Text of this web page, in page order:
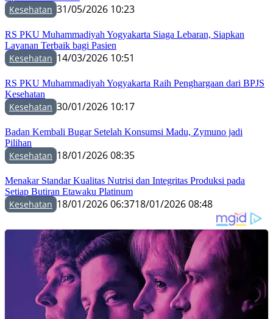
Kesehatan 31/05/2026 10:23
RS PKU Muhammadiyah Yogyakarta Siaga Lebaran, Siapkan
Layanan Terbaik bagi Pasien
Kesehatan 14/03/2026 10:51
RS PKU Muhammadiyah Yogyakarta Raih Penghargaan dari BPJS
Kesehatan
Kesehatan 30/01/2026 10:17
Badan Kembali Bugar Setelah Konsumsi Madu, Zymuno jadi
Pilihan
Kesehatan 18/01/2026 08:35
Menakar Standar Kualitas Nutrisi dan Integritas Produksi pada
Setiap Butiran Etawaku Platinum
Kesehatan 18/01/2026 06:3718/01/2026 08:48